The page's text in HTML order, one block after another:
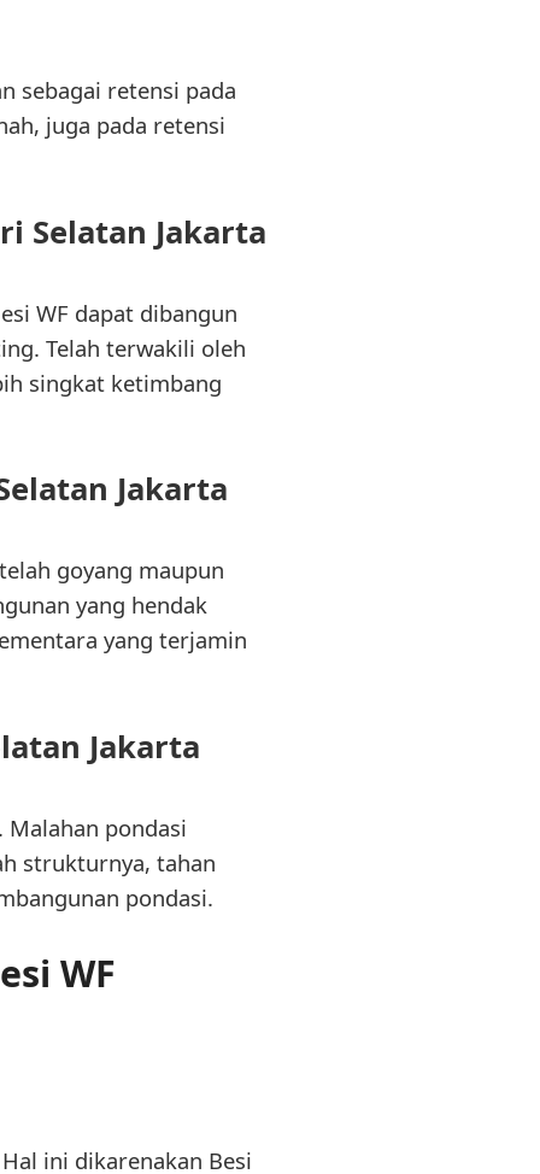
sebagai retensi pada
juga pada retensi
Selatan Jakarta
WF dapat dibangun
Telah terwakili oleh
singkat ketimbang
Jakarta
goyang maupun
yang hendak
yang terjamin
Jakarta
Malahan pondasi
strukturnya, tahan
pondasi.
WF
ini dikarenakan Besi